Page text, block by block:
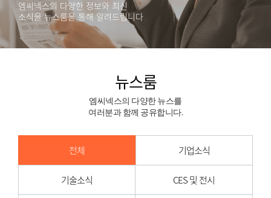
엠씨넥스의 다양한 정보와 최신
소식을 뉴스룸을 통해 알려드립니다
뉴스룸
엠씨넥스의 다양한 뉴스를
여러분과 함께 공유합니다.
전체 기업소식
기술소식 CES 및 전시